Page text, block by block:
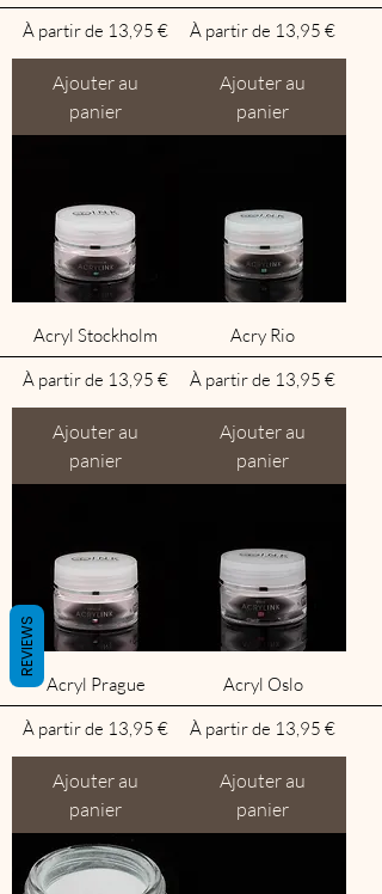
À partir de 13,95 €
Prix promotionnel
Ajouter au
panier
À partir de 13,95 €
Prix promotionnel
Ajouter au
panier
Acryl Stockholm
À partir de 13,95 €
Prix promotionnel
Ajouter au
panier
Acry Rio
À partir de 13,95 €
Prix promotionnel
Ajouter au
panier
Acryl Prague
À partir de 13,95 €
Prix promotionnel
Ajouter au
panier
Acryl Oslo
À partir de 13,95 €
Prix promotionnel
Ajouter au
panier
REVIEWS